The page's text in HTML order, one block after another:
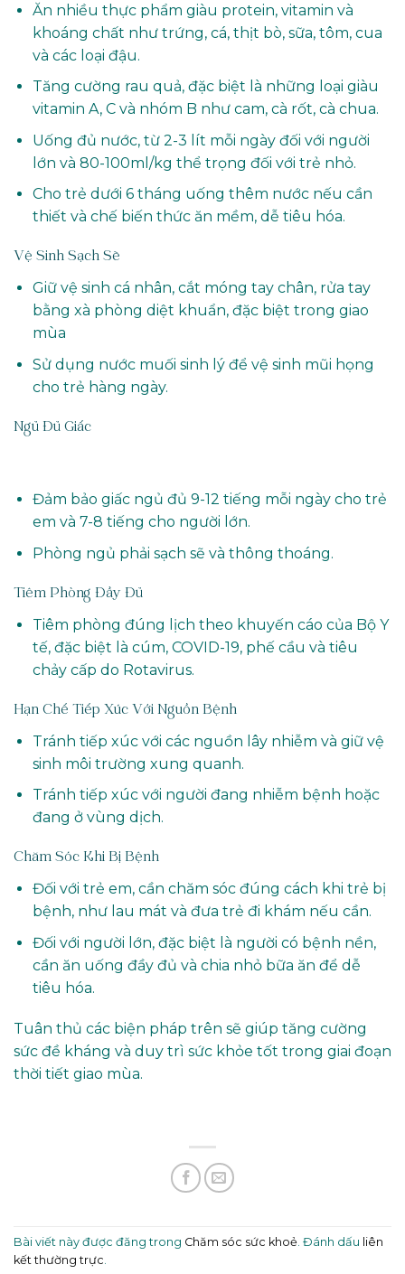
Ăn nhiều thực phẩm giàu protein, vitamin và
khoáng chất như trứng, cá, thịt bò, sữa, tôm, cua
và các loại đậu.
Tăng cường rau quả, đặc biệt là những loại giàu
vitamin A, C và nhóm B như cam, cà rốt, cà chua.
Uống đủ nước, từ 2-3 lít mỗi ngày đối với người
lớn và 80-100ml/kg thể trọng đối với trẻ nhỏ.
Cho trẻ dưới 6 tháng uống thêm nước nếu cần
thiết và chế biến thức ăn mềm, dễ tiêu hóa.
Vệ Sinh Sạch Sẽ
Giữ vệ sinh cá nhân, cắt móng tay chân, rửa tay
bằng xà phòng diệt khuẩn, đặc biệt trong giao
mùa
Sử dụng nước muối sinh lý để vệ sinh mũi họng
cho trẻ hàng ngày.
Ngủ Đủ Giấc
Đảm bảo giấc ngủ đủ 9-12 tiếng mỗi ngày cho trẻ
em và 7-8 tiếng cho người lớn.
Phòng ngủ phải sạch sẽ và thông thoáng.
Tiêm Phòng Đầy Đủ
Tiêm phòng đúng lịch theo khuyến cáo của Bộ Y
tế, đặc biệt là cúm, COVID-19, phế cầu và tiêu
chảy cấp do Rotavirus.
Hạn Chế Tiếp Xúc Với Nguồn Bệnh
Tránh tiếp xúc với các nguồn lây nhiễm và giữ vệ
sinh môi trường xung quanh.
Tránh tiếp xúc với người đang nhiễm bệnh hoặc
đang ở vùng dịch.
Chăm Sóc Khi Bị Bệnh
Đối với trẻ em, cần chăm sóc đúng cách khi trẻ bị
bệnh, như lau mát và đưa trẻ đi khám nếu cần.
Đối với người lớn, đặc biệt là người có bệnh nền,
cần ăn uống đầy đủ và chia nhỏ bữa ăn để dễ
tiêu hóa.
Tuân thủ các biện pháp trên sẽ giúp tăng cường
sức đề kháng và duy trì sức khỏe tốt trong giai đoạn
thời tiết giao mùa.
Bài viết này được đăng trong Chăm sóc sức khoẻ . Đánh dấu liên
kết thường trực